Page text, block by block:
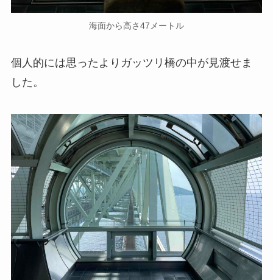
海面から高さ47メートル
個人的には思ったよりガッツリ橋の中が見渡せま
した。